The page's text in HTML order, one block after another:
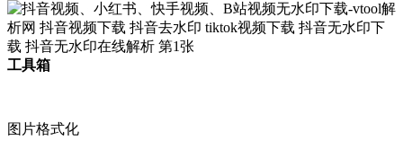
工具箱
图片格式化